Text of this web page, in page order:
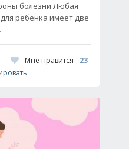
болезни Любая
ребенка имеет две
Мне нравится
23